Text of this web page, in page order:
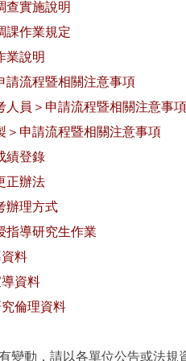
實施說明
作業規定
說明
流程暨相關注意事項
員＞申請流程暨相關注意事項
申請流程暨相關注意事項
登錄
辦法
理方式
導研究生作業
料
資料
倫理資料
變動，請以各單位公告或法規